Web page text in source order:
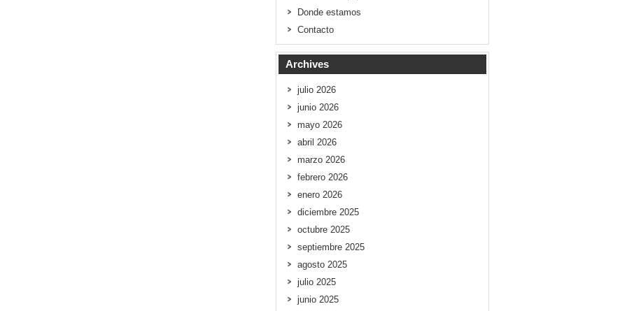
Donde estamos
Contacto
Archives
julio 2026
junio 2026
mayo 2026
abril 2026
marzo 2026
febrero 2026
enero 2026
diciembre 2025
octubre 2025
septiembre 2025
agosto 2025
julio 2025
junio 2025